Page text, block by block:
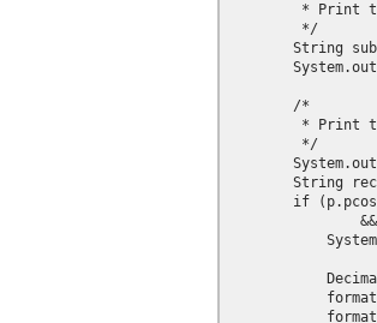
* Print
         */
String
        /*
* Print
         */
String
if